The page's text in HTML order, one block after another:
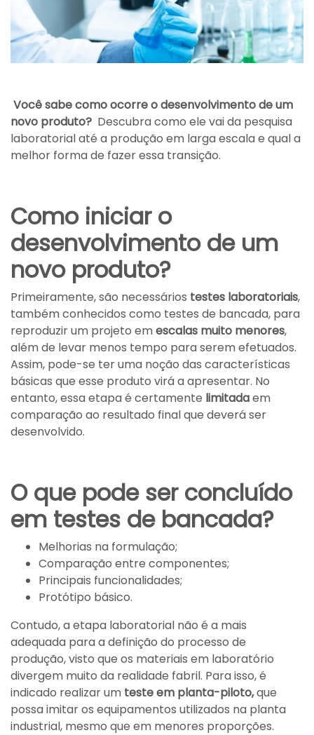
Você sabe como ocorre o desenvolvimento de um
novo produto? Descubra como ele vai da pesquisa
laboratorial até a produção em larga escala e qual a
melhor forma de fazer essa transição.
Como iniciar o
desenvolvimento de um
novo produto?
Primeiramente, são necessários testes laboratoriais,
também conhecidos como testes de bancada, para
reproduzir um projeto emescalas muito menores,
além de levar menos tempo para serem efetuados.
Assim, pode-se ter uma noção das características
básicas que esse produto virá a apresentar. No
entanto, essa etapa é certamente limitadaem
comparação ao resultado final que deverá ser
desenvolvido.
O que pode ser concluído
em testes de bancada?
Melhorias na formulação;
Comparação entre componentes;
Principais funcionalidades;
Protótipo básico.
Contudo, a etapa laboratorial não é a mais
adequada para a definição do processo de
produção, visto que os materiais em laboratório
divergem muito da realidade fabril. Para isso, é
indicado realizar um teste em planta-piloto,que
possa imitar os equipamentos utilizados na planta
industrial, mesmo que em menores proporções.